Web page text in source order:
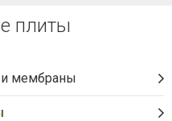
плиты
и мембраны